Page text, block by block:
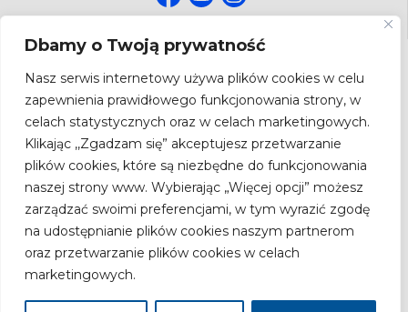
Dbamy o Twoją prywatność
Nasz serwis internetowy używa plików cookies w celu
zapewnienia prawidłowego funkcjonowania strony, w
celach statystycznych oraz w celach marketingowych.
Klikając ,,Zgadzam się” akceptujesz przetwarzanie
plików cookies, które są niezbędne do funkcjonowania
naszej strony www. Wybierając „Więcej opcji” możesz
zarządzać swoimi preferencjami, w tym wyrazić zgodę
na udostępnianie plików cookies naszym partnerom
oraz przetwarzanie plików cookies w celach
marketingowych.
Bądź na bieżąco! Zapisz się do newslettera.
email
Zgodnie z ustawą z dnia 18.07.2002 r. o świadczeniu usług drogą
elektroniczną (Dz.U. Nr 144, poz.1204 z późn. zm.) wyrażam zgodę na
przesyłanie newslettera drogą elektroniczną przez Narodowy Instytut Zdrowia
Publicznego Państwowy Zakład Higieny – Państwowy Instytut Badawczy.